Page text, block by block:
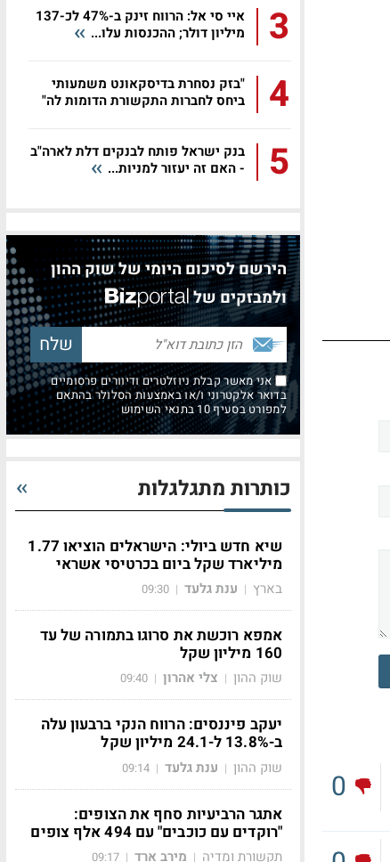
0
3
איי סי אל: הרווח זינק ב-47% לכ-137
מיליון דולר; ההכנסות עלו...
4
"בזק נסחרת בדיסקאונט משמעותי
ביחס לחברות התקשורת הדומות לה"
5
בנק ישראל פותח לבנקים דלת לארה"ב
- האם זה יעזור למניות...
הירשם לסיכום היומי של שוק ההון
ולמבזקים של
אני מאשר קבלת ניוזלטרים ודיוורים פרסומיים
בדואר אלקטרוני ו/או באמצעות הסלולר בהתאם
למפורט בסעיף 10 בתנאי השימוש
כותרות מתגלגלות
שיא חדש ביולי: הישראלים הוציאו 1.77
מיליארד שקל ביום בכרטיסי אשראי
בארץ | ענת גלעד |
09:30
אמפא רוכשת את סרוגו בתמורה של עד
160 מיליון שקל
שוק ההון | צלי אהרון |
09:40
יעקב פיננסים: הרווח הנקי ברבעון עלה
ב-13.8% ל-24.1 מיליון שקל
שוק ההון | ענת גלעד |
09:14
אתגר הרביעיות סחף את הצופים:
"רוקדים עם כוכבים" עם 494 אלף צופים
תקשורת ומדיה | מירב ארד |
09:17